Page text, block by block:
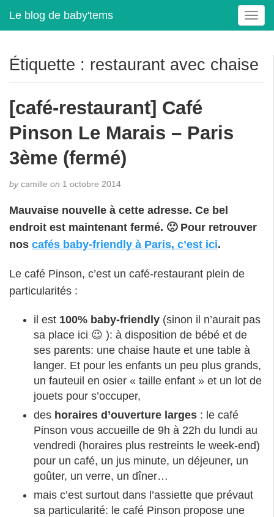
Le blog de baby'tems
T
o
l
e
Étiquette : restaurant avec chaise
[café-restaurant] Café
Pinson Le Marais – Paris
3ème (fermé)
bycamille on 1 octobre 2014
Mauvaise nouvelle à cette adresse. Ce bel
endroit est maintenant fermé. 🙁 Pour retrouver
nos cafés baby-friendly à Paris, c’est ici.
Le café Pinson, c’est un café-restaurant plein de
particularités :
il est 100% baby-friendly (sinon il n’aurait pas
sa place ici 😉 ): à disposition de bébé et de
ses parents: une chaise haute et une table à
langer. Et pour les enfants un peu plus grands,
un fauteuil en osier « taille enfant » et un lot de
jouets pour s’occuper,
des horaires d’ouverture larges : le café
Pinson vous accueille de 9h à 22h du lundi au
vendredi (horaires plus restreints le week-end)
pour un café, un jus minute, un déjeuner, un
goûter, un verre, un dîner…
mais c’est surtout dans l’assiette que prévaut
sa particularité: le café Pinson propose une